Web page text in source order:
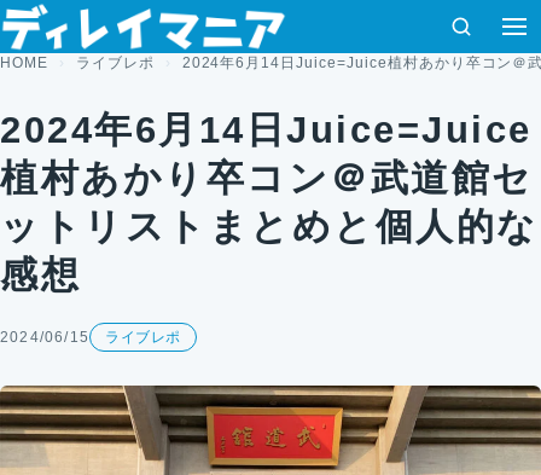
コンテンツへスキップ
検索
HOME ライブレポ 2024年6月14日Juice=Juice植村あかり卒コン＠
2024年6月14日Juice=Juice
植村あかり卒コン＠武道館セ
ットリストまとめと個人的な
感想
2024/06/15 ライブレポ